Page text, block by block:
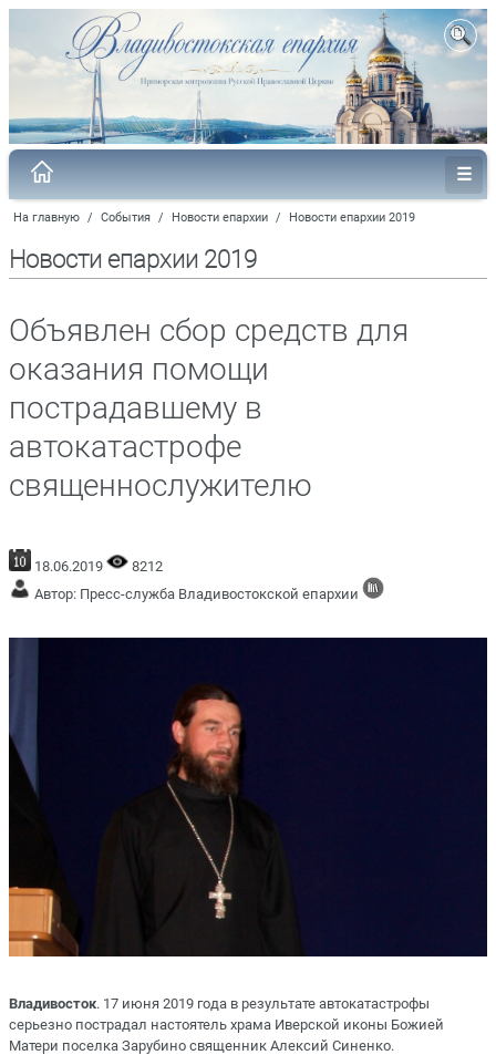
На главную / События / Новости епархии / Новости епархии 2019
Новости епархии 2019
Объявлен сбор средств для
оказания помощи
пострадавшему в
автокатастрофе
священнослужителю
18.06.2019
8212
Автор: Пресс-служба Владивостокской епархии
Владивосток. 17 июня 2019 года в результате автокатастрофы
серьезно пострадал настоятель храма Иверской иконы Божией
Матери поселка Зарубино священник Алексий Синенко.